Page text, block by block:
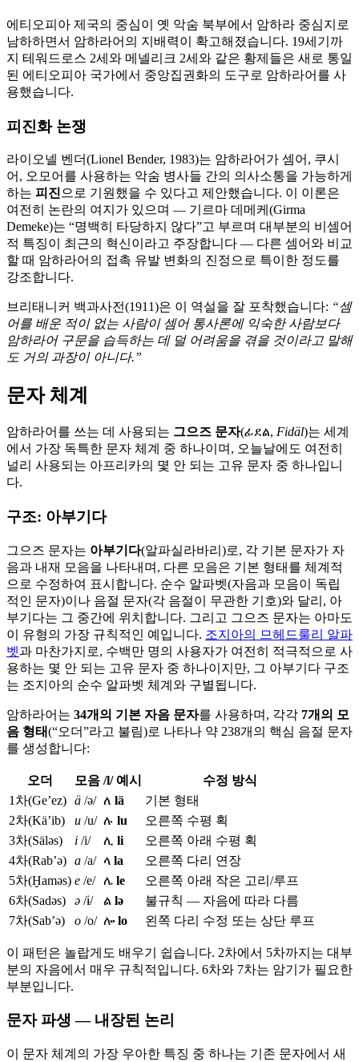
에티오피아 제국의 중심이 옛 악숨 북부에서 암하라 중심지로
남하하면서 암하라어의 지배력이 확고해졌습니다. 19세기까
지 테워드로스 2세와 메넬리크 2세와 같은 황제들은 새로 통일
된 에티오피아 국가에서 중앙집권화의 도구로 암하라어를 사
용했습니다.
피진화 논쟁
라이오넬 벤더(Lionel Bender, 1983)는 암하라어가 셈어, 쿠시
어, 오모어를 사용하는 악숨 병사들 간의 의사소통을 가능하게
하는 피진 으로 기원했을 수 있다고 제안했습니다. 이 이론은
여전히 논란의 여지가 있으며 — 기르마 데메케(Girma
Demeke)는 “명백히 타당하지 않다”고 부르며 대부분의 비셈어
적 특징이 최근의 혁신이라고 주장합니다 — 다른 셈어와 비교
할 때 암하라어의 접촉 유발 변화의 진정으로 특이한 정도를
강조합니다.
브리태니커 백과사전(1911)은 이 역설을 잘 포착했습니다: “셈
어를 배운 적이 없는 사람이 셈어 통사론에 익숙한 사람보다
암하라어 구문을 습득하는 데 덜 어려움을 겪을 것이라고 말해
도 거의 과장이 아니다.”
문자 체계
암하라어를 쓰는 데 사용되는 그으즈 문자(ፊደል, Fidäl)는 세계
에서 가장 독특한 문자 체계 중 하나이며, 오늘날에도 여전히
널리 사용되는 아프리카의 몇 안 되는 고유 문자 중 하나입니
다.
구조: 아부기다
그으즈 문자는 아부기다(알파실라바리)로, 각 기본 문자가 자
음과 내재 모음을 나타내며, 다른 모음은 기본 형태를 체계적
으로 수정하여 표시합니다. 순수 알파벳(자음과 모음이 독립
적인 문자)이나 음절 문자(각 음절이 무관한 기호)와 달리, 아
부기다는 그 중간에 위치합니다. 그리고 그으즈 문자는 아마도
이 유형의 가장 규칙적인 예입니다. 조지아의 므헤드룰리 알파
벳과 마찬가지로, 수백만 명의 사용자가 여전히 적극적으로 사
용하는 몇 안 되는 고유 문자 중 하나이지만, 그 아부기다 구조
는 조지아의 순수 알파벳 체계와 구별됩니다.
암하라어는 34개의 기본 자음 문자를 사용하며, 각각 7개의 모
음 형태(“오더”라고 불림)로 나타나 약 238개의 핵심 음절 문자
를 생성합니다:
오더 모음 /l/ 예시
수정 방식
1차(Ge’ez) ä /ə/ ለ lä
기본 형태
2차(Kä’ib)
u /u/ ሉ lu
오른쪽 수평 획
3차(Säləs)
i /i/ ሊ li
오른쪽 아래 수평 획
4차(Rab’ə) a /a/ ላ la
오른쪽 다리 연장
5차(Ḫaməs) e /e/ ሌ le
오른쪽 아래 작은 고리/루프
6차(Sadəs)
ə /ɨ/ ል lə
불규칙 — 자음에 따라 다름
7차(Sab’ə)
o /o/ ሎlo 왼쪽 다리 수정 또는 상단 루프
이 패턴은 놀랍게도 배우기 쉽습니다. 2차에서 5차까지는 대부
분의 자음에서 매우 규칙적입니다. 6차와 7차는 암기가 필요한
부분입니다.
문자 파생 — 내장된 논리
이 문자 체계의 가장 우아한 특징 중 하나는 기존 문자에서 새